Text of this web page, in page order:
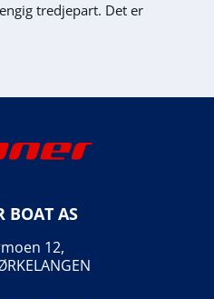
tredjepart. Det er
BOAT AS
12,